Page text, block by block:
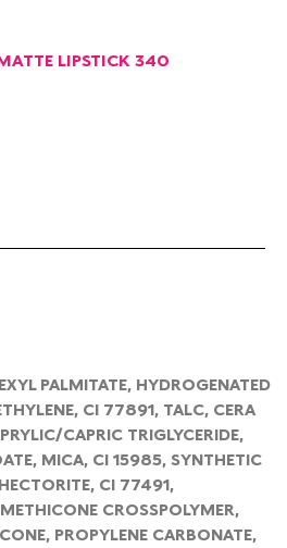
LIPSTICK 340
PALMITATE, HYDROGENATED
CI 77891, TALC, CERA
CAPRIC TRIGLYCERIDE,
MICA, CI 15985, SYNTHETIC
CI 77491,
CROSSPOLYMER,
PROPYLENE CARBONATE,